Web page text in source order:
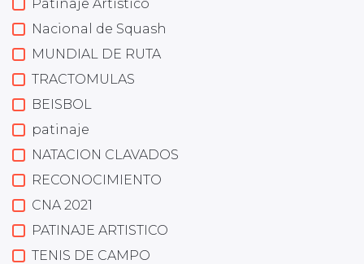
Patinaje Artístico
Nacional de Squash
MUNDIAL DE RUTA
TRACTOMULAS
BEISBOL
patinaje
NATACION CLAVADOS
RECONOCIMIENTO
CNA 2021
PATINAJE ARTISTICO
TENIS DE CAMPO